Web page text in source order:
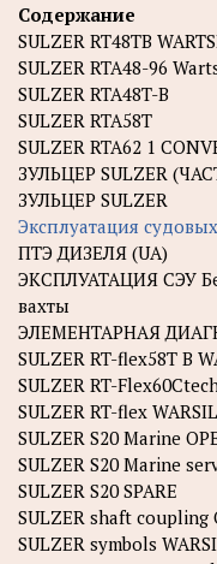
Содержание
SULZER RT48TB
SULZER RTA48-96
SULZER RTA48T-B
SULZER RTA58T
SULZER RTA62 1
ЗУЛЬЦЕР SULZER
ЗУЛЬЦЕР SULZER
Эксплуатация
ПТЭ ДИЗЕЛЯ (UA)
ЭКСПЛУАТАЦИЯ СЭУ
вахты
ЭЛЕМЕНТАРНАЯ
SULZER RT-flex58T B
SULZER RT-
SULZER RT-flex
SULZER S20 Marine
SULZER S20 Marine
SULZER S20 SPARE
SULZER shaft coupling
SULZER symbols